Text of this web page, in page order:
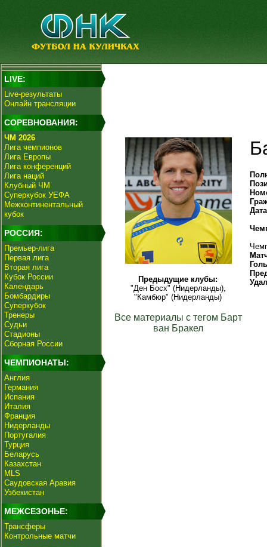
LIVE:
Live-результаты
Онлайн трансляции
СОРЕВНОВАНИЯ:
ЧМ 2026
Лига чемпионов
Лига Европы
Лига конференций
Лига наций
Клубный ЧМ
Суперкубок УЕФА
Межконтинентальный
кубок
РОССИЯ:
Премьер-лига
Первая лига
Вторая лига
Кубок России
Календарь
Бомбардиры
Суперкубок
Тренеры
Судьи
Стадионы
Сборная России
ЧЕМПИОНАТЫ:
Англия
Германия
Испания
Италия
Франция
Нидерланды
Португалия
Турция
Беларусь
Казахстан
MLS
Саудовская Аравия
Узбекистан
МЕЖСЕЗОНЬЕ:
Трансферы
Контрольные матчи
Предыдущие клубы:
"Ден Босх" (Нидерланды),
"Камбюр" (Нидерланды)
Все материалы с тегом Барт
ван Бракел